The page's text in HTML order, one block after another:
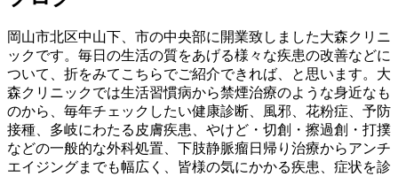
岡山市北区中山下、市の中央部に開業致しました大森クリニ
ックです。毎日の生活の質をあげる様々な疾患の改善などに
ついて、折をみてこちらでご紹介できれば、と思います。大
森クリニックでは生活習慣病から禁煙治療のような身近なも
のから、毎年チェックしたい健康診断、風邪、花粉症、予防
接種、多岐にわたる皮膚疾患、やけど・切創・擦過創・打撲
などの一般的な外科処置、下肢静脈瘤日帰り治療からアンチ
エイジングまでも幅広く、皆様の気にかかる疾患、症状を診